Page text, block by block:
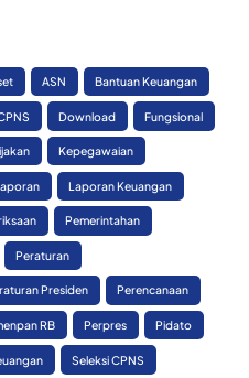
ASN Bantuan Keuangan
Download Fungsional
Kepegawaian
Laporan Keuangan
Pemerintahan
Peraturan
Presiden Perencanaan
RB Perpres Pidato
Seleksi CPNS